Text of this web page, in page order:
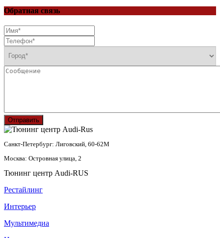
Обратная связь
Отправить
Санкт-Петербург: Лиговский, 60-62М
Москва: Островная улица, 2
Тюнинг центр Audi-RUS
Рестайлинг
Интерьер
Мультимедиа